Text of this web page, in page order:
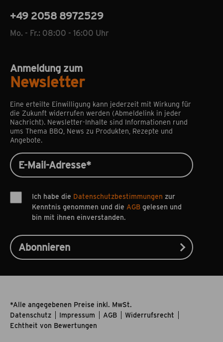
+49 2058 8972529
Mo. - Fr.: 08:00 - 16:00 Uhr
Anmeldung zum
Newsletter
Eine erteilte Einwilligung kann jederzeit mit Wirkung für
die Zukunft widerrufen werden (Abmeldelink in jeder
Nachricht). Newsletter-Inhalte sind Informationen rund
ums Thema BBQ, News zu Produkten, Rezepte und
Angebote.
Ich habe die Datenschutzbestimmungen zur
Kenntnis genommen und die AGB gelesen und
bin mit ihnen einverstanden.
*Alle angegebenen Preise inkl. MwSt.
Datenschutz
Impressum AGB
Widerrufsrecht
Echtheit von Bewertungen